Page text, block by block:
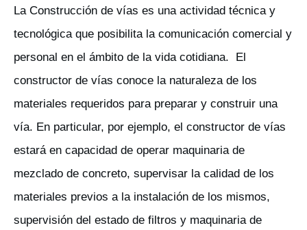
La Construcción de vías es una actividad técnica y
tecnológica que posibilita la comunicación comercial y
personal en el ámbito de la vida cotidiana. El
constructor de vías conoce la naturaleza de los
materiales requeridos para preparar y construir una
vía. En particular, por ejemplo, el constructor de vías
estará en capacidad de operar maquinaria de
mezclado de concreto, supervisar la calidad de los
materiales previos a la instalación de los mismos,
supervisión del estado de filtros y maquinaria de